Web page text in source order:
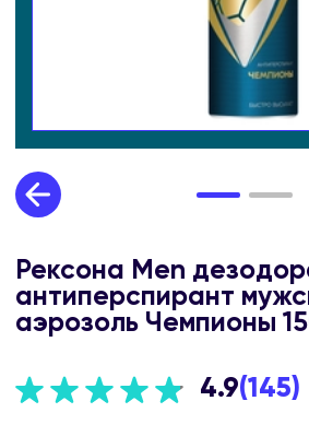
Рексона Men
антиперспирант
аэрозоль Чемпионы
4.9(145)